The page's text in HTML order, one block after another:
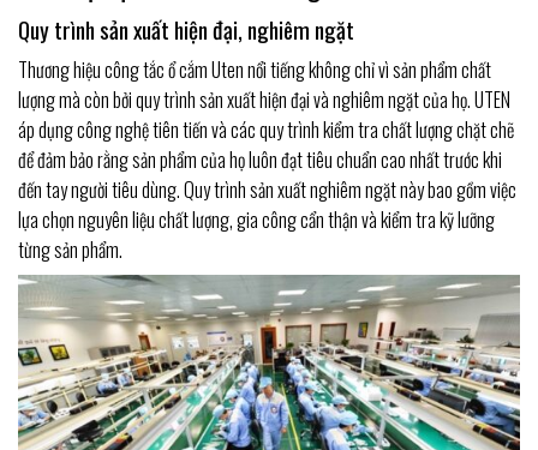
Quy trình sản xuất hiện đại, nghiêm ngặt
Thương hiệu công tắc ổ cắm Uten nổi tiếng không chỉ vì sản phẩm chất
lượng mà còn bởi quy trình sản xuất hiện đại và nghiêm ngặt của họ. UTEN
áp dụng công nghệ tiên tiến và các quy trình kiểm tra chất lượng chặt chẽ
để đảm bảo rằng sản phẩm của họ luôn đạt tiêu chuẩn cao nhất trước khi
đến tay người tiêu dùng. Quy trình sản xuất nghiêm ngặt này bao gồm việc
lựa chọn nguyên liệu chất lượng, gia công cẩn thận và kiểm tra kỹ lưỡng
từng sản phẩm.